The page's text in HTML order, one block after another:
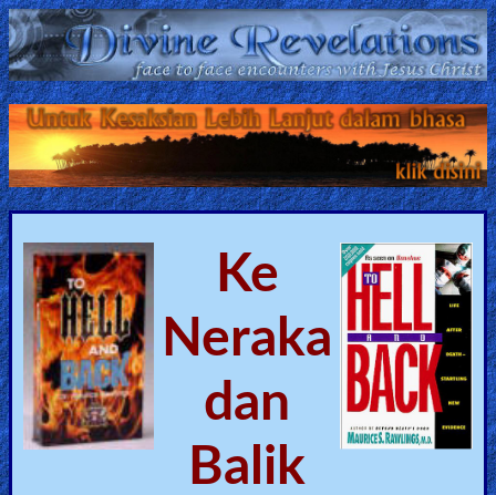
Home:
Mobile
Home: Original Style
ðŸ”
Search
Site
🎞
Christian
Ke
Neraka
dan
Balik